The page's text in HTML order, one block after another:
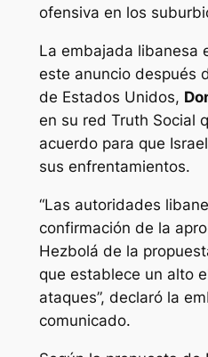
ofensiva en los
La embajada libanesa
este anuncio después
de Estados Unidos,
en su red Truth Social
acuerdo para que
sus enfrentamientos.
“Las autoridades
confirmación de la
Hezbolá de la
que establece un alto
ataques”, declaró la
comunicado.